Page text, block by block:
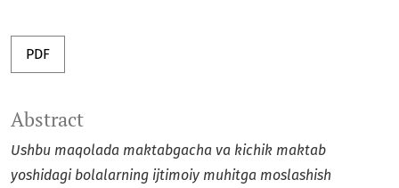
PDF
Abstract
Ushbu maqolada maktabgacha va kichik maktab
yoshidagi bolalarning ijtimoiy muhitga moslashish